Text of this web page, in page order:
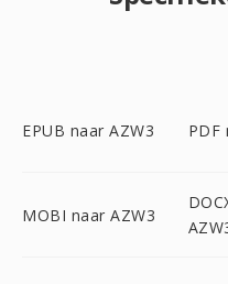
EPUB naar AZW3 PDF
MOBI naar AZW3